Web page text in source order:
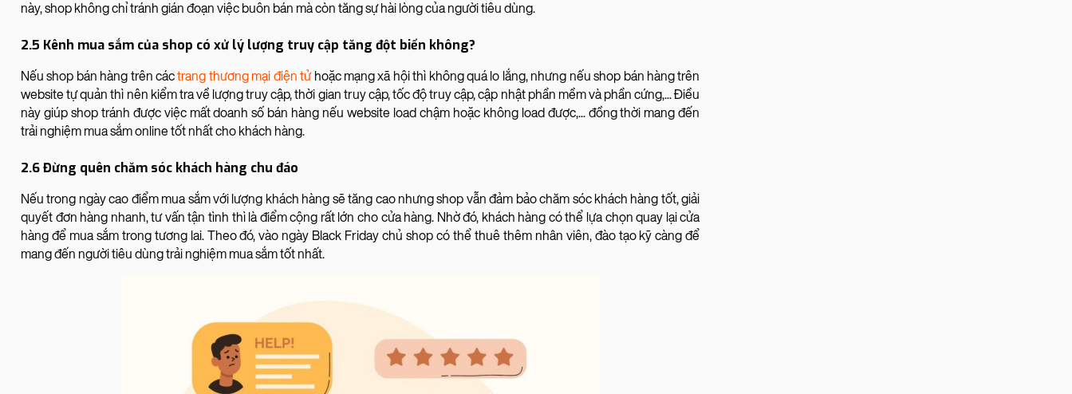
này, shop không chỉ tránh gián đoạn việc buôn bán mà còn tăng sự hài lòng của người tiêu dùng.
2.5 Kênh mua sắm của shop có xử lý lượng truy cập tăng đột biến không?
Nếu shop bán hàng trên cáctrang thương mại điện tửhoặc mạng xã hội thì không quá lo lắng, nhưng nếu shop bán hàng trên
website tự quản thì nên kiểm tra về lượng truy cập, thời gian truy cập, tốc độ truy cập, cập nhật phần mềm và phần cứng,... Điều
này giúp shop tránh được việc mất doanh số bán hàng nếu website load chậm hoặc không load được,... đồng thời mang đến
trải nghiệm mua sắm online tốt nhất cho khách hàng.
2.6 Đừng quên chăm sóc khách hàng chu đáo
Nếu trong ngày cao điểm mua sắm với lượng khách hàng sẽ tăng cao nhưng shop vẫn đảm bảo chăm sóc khách hàng tốt, giải
quyết đơn hàng nhanh, tư vấn tận tình thì là điểm cộng rất lớn cho cửa hàng. Nhờ đó, khách hàng có thể lựa chọn quay lại cửa
hàng để mua sắm trong tương lai. Theo đó, vào ngày Black Friday chủ shop có thể thuê thêm nhân viên, đào tạo kỹ càng để
mang đến người tiêu dùng trải nghiệm mua sắm tốt nhất.